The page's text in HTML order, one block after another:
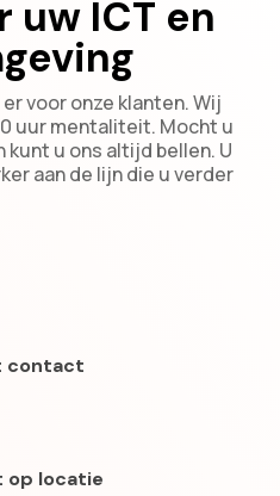
uw ICT en
voor onze klanten. Wij
uur mentaliteit. Mocht u
kunt u ons altijd bellen. U
aan de lijn die u verder
contact
op locatie